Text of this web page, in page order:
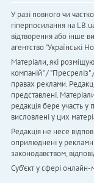
У разі повного чи
гіперпосилання на
відтворення або інше
агентство "Українськi
Матеріали, які
компаній" /
правах реклами.
представлені.
редакція бере участь у
висловлені у цих
Редакція не несе
оприлюднені у
законодавством,
Cуб'єкт у сфері